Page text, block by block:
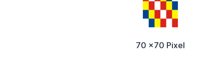
70 x70 Pixel